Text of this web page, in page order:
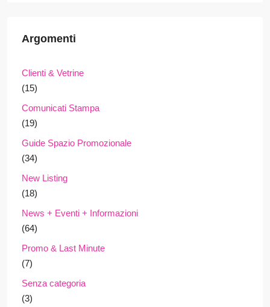
Argomenti
Clienti & Vetrine
(15)
Comunicati Stampa
(19)
Guide Spazio Promozionale
(34)
New Listing
(18)
News + Eventi + Informazioni
(64)
Promo & Last Minute
(7)
Senza categoria
(3)